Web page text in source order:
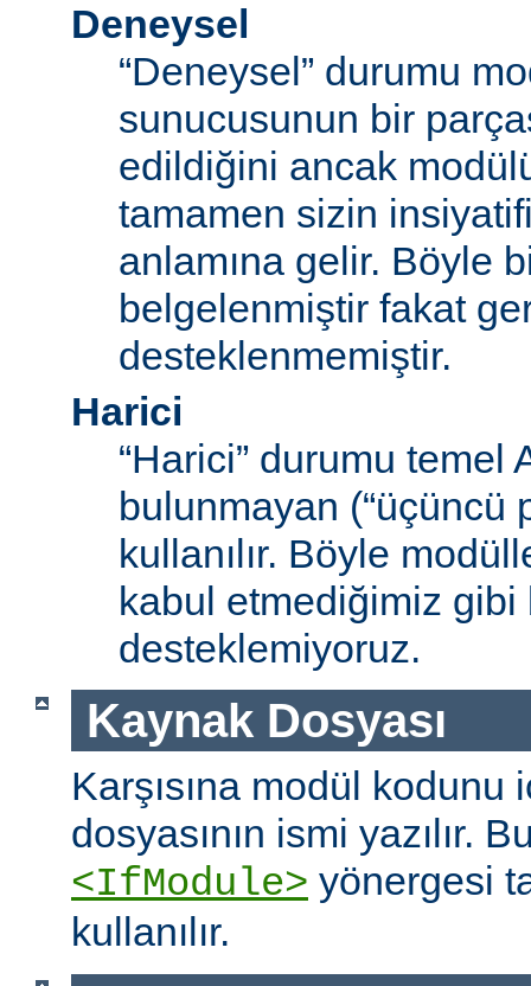
Deneysel
“Deneysel” durumu
sunucusunun bir
edildiğini ancak
tamamen sizin
anlamına gelir. Böyle
belgelenmiştir fakat
desteklenmemiştir.
Harici
“Harici” durumu temel
bulunmayan (“üçüncü
kullanılır. Böyle
kabul etmediğimiz gibi
desteklemiyoruz.
Kaynak Dosyası
Karşısına modül kodunu
dosyasının ismi yazılır.
<IfModule> yönergesi
kullanılır.